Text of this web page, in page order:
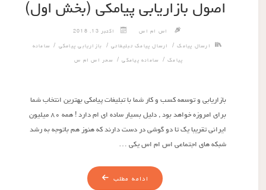
اصول بازاریابی پیامکی (بخش اول)
اس ام اس اکتبر 13, 2018
ارسال پیامک/ ارسال پیامک تبلیغاتی/ بازاریابی پیامکی/ سامانه
پیامک / سامانه پیامکی/ سحر اس ام س
بازاریابی و توسعه کسب و کار شما با تبلیغات پیامکی بهترین انتخاب شما
برای امروزه خواهد بود , دلیل بسیار ساده ای ام دارد ! همه ۸۰ میلیون
ایرانی تقریبا یک تا دو گوشی در دست دارند که هنوز هم باتوجه به رشد
شبکه های اجتماعی اس ام اس یکی …
ادامه مطلب